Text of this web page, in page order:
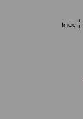
Inicio